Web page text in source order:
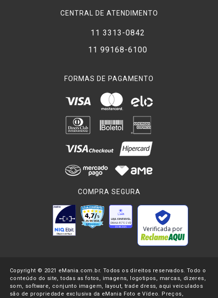
CENTRAL DE ATENDIMENTO
11 3313-0842
11 99168-6100
FORMAS DE PAGAMENTO
COMPRA SEGURA
Verificada por
Copyright © 2021 eMania.com.br. Todos os direitos reservados. Todo o
conteúdo do site, todas as fotos, imagens, logotipos, marcas, dizeres,
som, software, conjunto imagem, layout, trade dress, aqui veiculados
são de propriedade exclusiva da eMania Foto e Vídeo. Preços,